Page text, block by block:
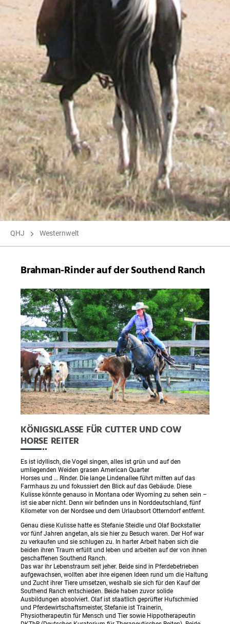
QHJ Westernwelt
Brahman-Rinder auf der Southend Ranch
KÖNIGSKLASSE FÜR CUTTER UND COW
HORSE REITER
Es ist idyllisch, die Vogel singen, alles ist grün und auf den
umliegenden Weiden grasen American Quarter
Horses und … Rinder. Die lange Lindenallee führt mitten auf das
Farmhaus zu und fokussiert den Blick auf das Gebäude. Diese
Kulisse könnte genauso in Montana oder Wyoming zu sehen sein –
ist sie aber nicht. Denn wir befinden uns in Norddeutschland, fünf
Kilometer von der Nordsee und dem Urlaubsort Otterndorf entfernt.
Genau diese Kulisse hatte es Stefanie Steidle und Olaf Bockstaller
vor fünf Jahren angetan, als sie hier zu Besuch waren. Der Hof war
zu verkaufen und sie schlugen zu. In harter Arbeit haben sich die
beiden ihren Traum erfüllt und leben und arbeiten auf der von ihnen
geschaffenen Southend Ranch.
Das war ihr Lebenstraum seit jeher. Beide sind in Pferdebetrieben
aufgewachsen, wollten aber ihre eigenen Ideen rund um die Haltung
und Zucht ihrer Tiere umsetzen, weshalb sie sich für den Kauf der
Southend Ranch entschieden. Beide haben zuvor solide
Ausbildungen absolviert. Olaf ist staatlich geprüfter Hufschmied
und Pferdewirtschaftsmeister, Stefanie ist Trainerin,
Physiotherapeutin für Mensch und Tier sowie Hippotherapeutin